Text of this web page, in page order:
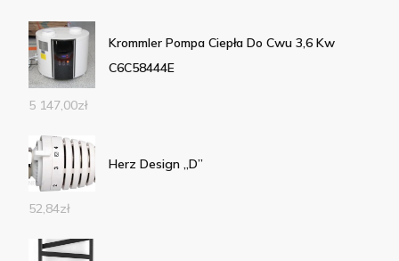
Krommler Pompa Ciepła Do Cwu 3,6 Kw
C6C58444E
5 147,00zł
Herz Design „D”
52,84zł